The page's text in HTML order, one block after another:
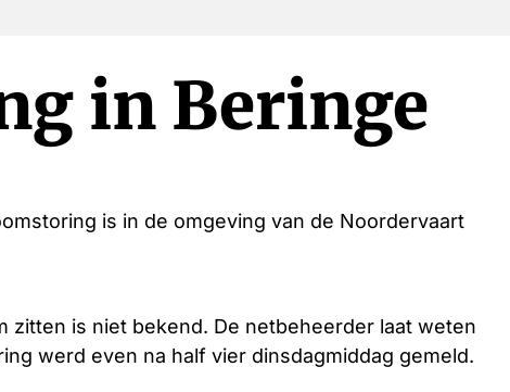
in Beringe
is in de omgeving van de Noordervaart
zitten is niet bekend. De netbeheerder laat weten
werd even na half vier dinsdagmiddag gemeld.